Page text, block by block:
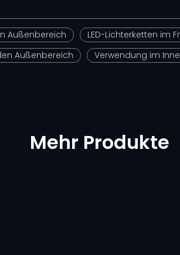
Außenbereich LED-Lichterketten im
Außenbereich Verwendung im
Mehr Produkte